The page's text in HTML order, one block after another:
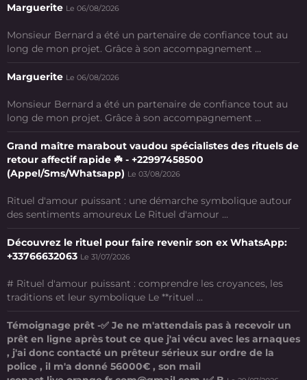
Marguerite Le 06/08/2026
Monsieur Bernard a été un partenaire de confiance tout au
long de mon projet. Grâce à son accompagnement ...
Marguerite Le 06/08/2026
Monsieur Bernard a été un partenaire de confiance tout au
long de mon projet. Grâce à son accompagnement ...
Grand maître marabout vaudou spécialistes des rituels de
retour affectif rapide ☘️ - +22997458500
(Appel/Sms/Whatsapp) Le 03/08/2026
Rituel d'amour puissant : une démarche symbolique autour
des sentiments amoureux Le Rituel d'amour ...
Découvrez le rituel pour faire revenir son ex WhatsApp:
+33766632063 Le 31/07/2026
# Rituel d'amour puissant : comprendre les croyances, les
traditions et leur symbolique Le **rituel ...
Témoignage prêt -✅ Je ne m'attendais pas à recevoir un
prêt en ligne après tout ce que j'ai vécu avec les arnaques
, j'ai donc contacté un prêteur sérieux sur ordre de la
police , il m'a donné 56000€ , son mail